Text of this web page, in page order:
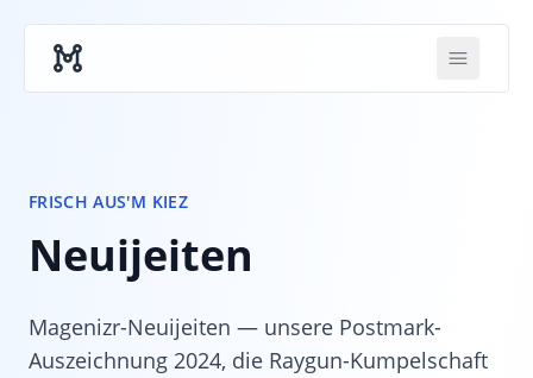
FRISCH AUS'M KIEZ
Neuijeiten
Magenizr-Neuijeiten — unsere Postmark-
Auszeichnung 2024, die Raygun-Kumpelschaft